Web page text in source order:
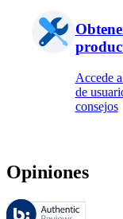
Accede
de
consejos
Opiniones
Estas reseñas las